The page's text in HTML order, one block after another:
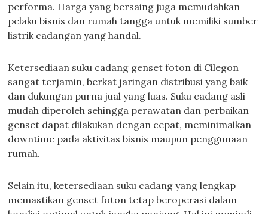
performa. Harga yang bersaing juga memudahkan
pelaku bisnis dan rumah tangga untuk memiliki sumber
listrik cadangan yang handal.
Ketersediaan suku cadang genset foton di Cilegon
sangat terjamin, berkat jaringan distribusi yang baik
dan dukungan purna jual yang luas. Suku cadang asli
mudah diperoleh sehingga perawatan dan perbaikan
genset dapat dilakukan dengan cepat, meminimalkan
downtime pada aktivitas bisnis maupun penggunaan
rumah.
Selain itu, ketersediaan suku cadang yang lengkap
memastikan genset foton tetap beroperasi dalam